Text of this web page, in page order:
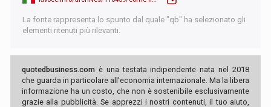
La fonte rappresenta lo spunto dal quale "qb" ha selezionato gli
elementi ritenuti più rilevanti.
quotedbusiness.com è una testata indipendente nata nel 2018
che guarda in particolare all'economia internazionale. Ma la libera
informazione ha un costo, che non è sostenibile esclusivamente
grazie alla pubblicità. Se apprezzi i nostri contenuti, il tuo aiuto,